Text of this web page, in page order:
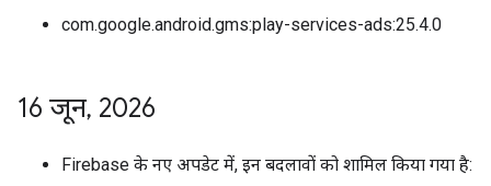
com.google.android.gms:play-services-ads:25.4.0
16 जून, 2026
Firebase के नए अपडेट में, इन बदलावों को शामिल किया गया है: